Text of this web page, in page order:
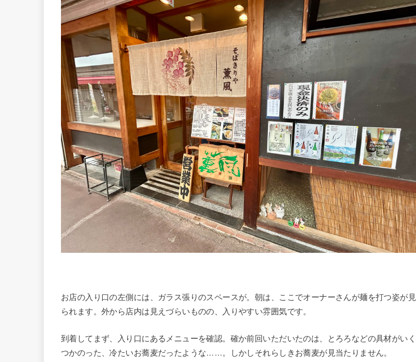
お店の入り口の左側には、ガラス張りのスペースが。朝は、ここでオーナーさんが麺を打つ姿が見
られます。外から店内は見えづらいものの、入りやすい雰囲気です。
到着してまず、入り口にあるメニューを確認。確か前回いただいたのは、とろろなどの具材がいく
つかのった、冷たいお蕎麦だったような……。しかしそれらしきお蕎麦が見当たりません。